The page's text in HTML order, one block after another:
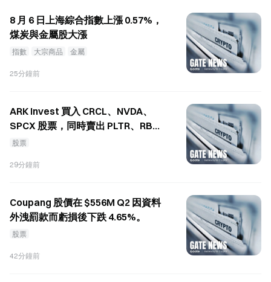
2026 年 9 月 8 日舉行的 9 月投資者日，將是投資者進
一步了解公司策略的下一個主要催化劑。 其他量子運
算股票週四也走高，D-Wave Quantum Inc.（QBTS）
上漲 5%，Infleqtion Inc.（INFQ）上漲 4%。截至撰寫
本文時，IONQ 和 QBTS 是 Stocktwits 上最熱門的趨
級 Jefferies 在 IonQ 公布季度業績後維持其「買入」
評級，表示該報告增強了其對這家量子運算公司長期
成長前景的信心。該公司表示，這一季度展現了逐步
建立的營收動能與持續的平台擴張，並補充說，公布
業績後其對該股票的信念更為堅定。 Jefferies 將目標
8 月 6 日上海綜合指數上漲 0.57%，
煤炭與金屬股大漲
指數 大宗商品 金屬
25分鐘前
ARK Invest 買入 CRCL、NVDA、
SPCX 股票，同時賣出 PLTR、RBLX
股票
股票
29分鐘前
Coupang 股價在 $556M Q2 因資料
外洩罰款而虧損後下跌 4.65%。
股票
42分鐘前